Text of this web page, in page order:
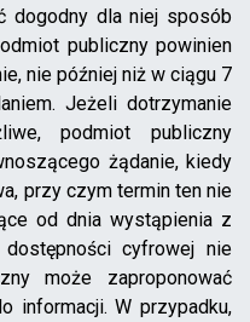
dogodny dla niej sposób
publiczny powinien
nie później niż w ciągu 7
Jeżeli dotrzymanie
podmiot publiczny
żądanie, kiedy
przy czym termin ten nie
od dnia wystąpienia z
cyfrowej nie
może zaproponować
informacji. W przypadku,